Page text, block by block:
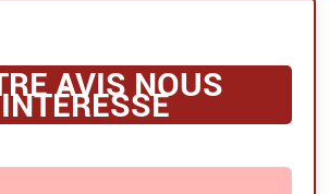
AVIS NOUS
INTÉRESSE